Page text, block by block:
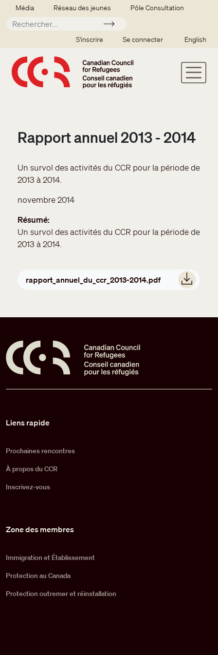
Aller au contenu principal
Secondary menu
Média Réseau des jeunes Pôle Consultation
Soumettre
SSO user menu
S'inscrire Se connecter English
Rapport annuel 2013 - 2014
Un survol des activités du CCR pour la période de
2013 à 2014.
novembre 2014
Résumé
Un survol des activités du CCR pour la période de
2013 à 2014.
rapport_annuel_du_ccr_2013-2014.pdf
Liens rapide
Prochaines rencontres
À propos du CCR
Inscrivez-vous
Zone des membres
Immigration et Établissement
Protection au Canada
Protection outremer et réinstallation